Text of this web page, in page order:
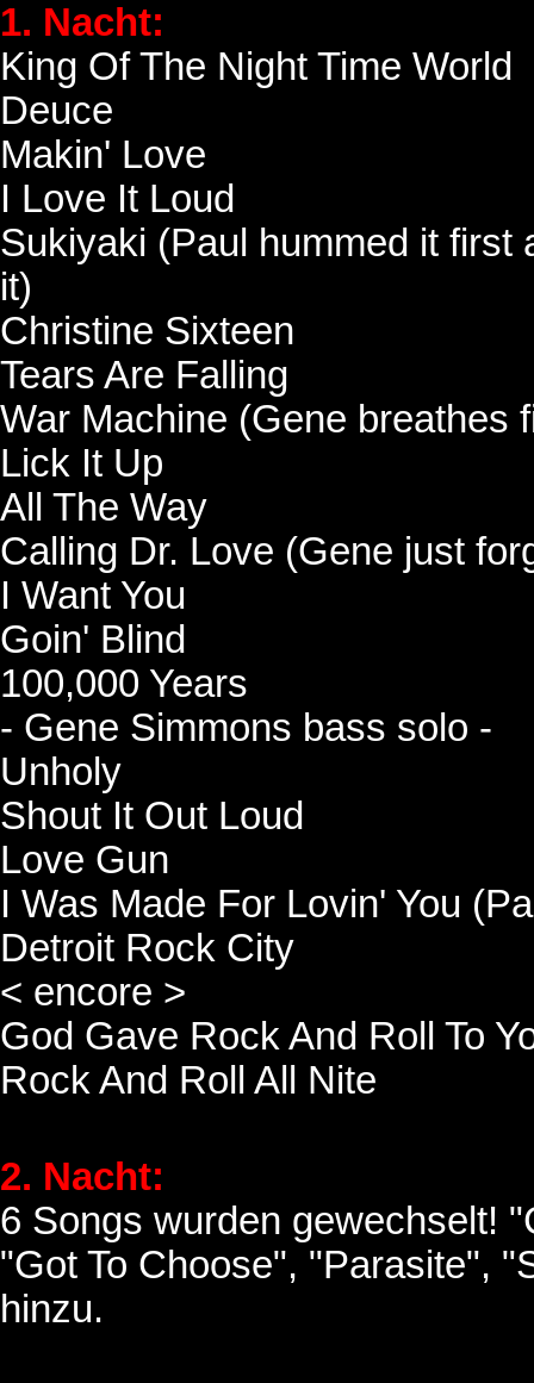
1. Nacht:
King Of The Night Time World
Deuce
Makin' Love
I Love It Loud
Sukiyaki (Paul hummed it first
it)
Christine Sixteen
Tears Are Falling
War Machine (Gene breathes
Lick It Up
All The Way
Calling Dr. Love (Gene just
I Want You
Goin' Blind
100,000 Years
- Gene Simmons bass solo -
Unholy
Shout It Out Loud
Love Gun
I Was Made For Lovin' You
Detroit Rock City
< encore >
God Gave Rock And Roll To
Rock And Roll All Nite
2. Nacht:
6 Songs wurden gewechselt!
"Got To Choose", "Parasite",
hinzu.